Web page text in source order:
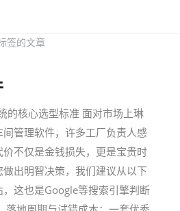
签的文章
的核心选型标准 面对市场上琳
管理软件，许多工厂负责人感
不仅是金钱损失，更是宝贵时
出明智决策，我们建议从以下
这也是Google等搜索引擎判断